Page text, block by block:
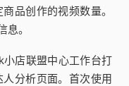
品创作的视频数量。
。
店联盟中心工作台打
分析页面。首次使用